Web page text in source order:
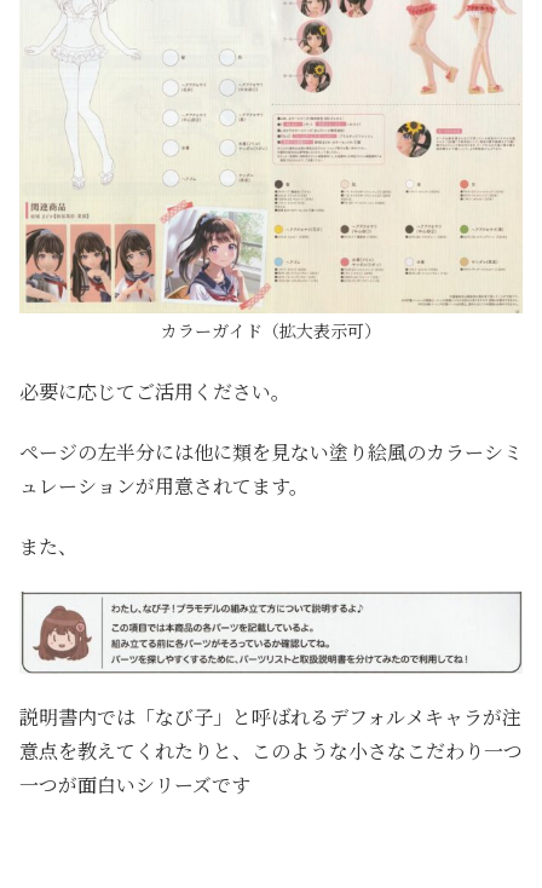
カラーガイド（拡大表示可）
必要に応じてご活用ください。
ページの左半分には他に類を見ない塗り絵風のカラーシミ
ュレーションが用意されてます。
また、
説明書内では「なび子」と呼ばれるデフォルメキャラが注
意点を教えてくれたりと、このような小さなこだわり一つ
一つが面白いシリーズです